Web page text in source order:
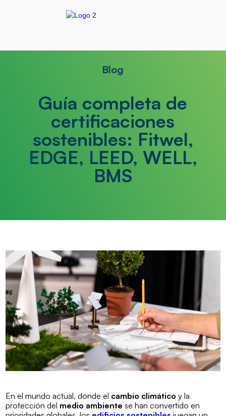
Blog
Guía completa de
certificaciones
sostenibles: Fitwel,
EDGE, LEED, WELL,
BMS
En el mundo actual, donde el cambio climático y la
protección del medio ambiente se han convertido en